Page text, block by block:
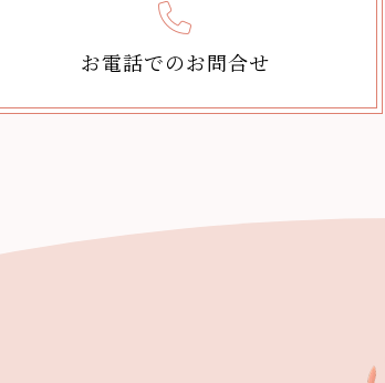
お電話でのお問合せ